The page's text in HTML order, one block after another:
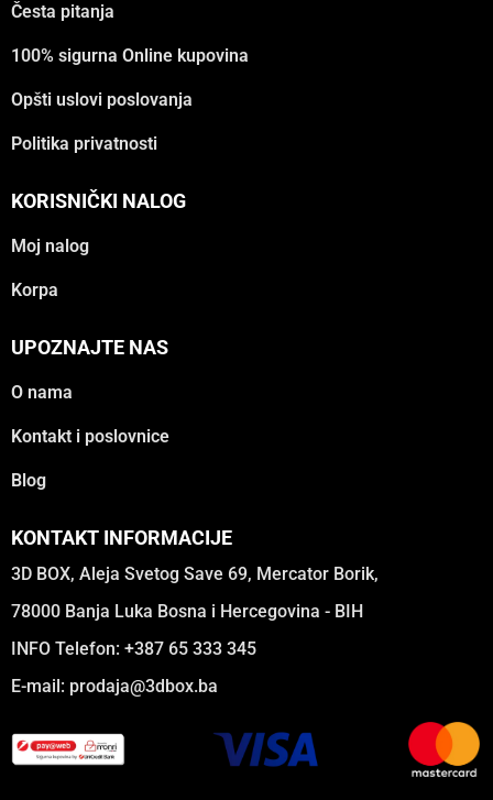
Česta pitanja
100% sigurna Online kupovina
Opšti uslovi poslovanja
Politika privatnosti
KORISNIČKI NALOG
Moj nalog
Korpa
UPOZNAJTE NAS
O nama
Kontakt i poslovnice
Blog
KONTAKT INFORMACIJE
3D BOX, Aleja Svetog Save 69, Mercator Borik,
78000 Banja Luka Bosna i Hercegovina - BIH
INFO Telefon: +387 65 333 345
E-mail: prodaja@3dbox.ba